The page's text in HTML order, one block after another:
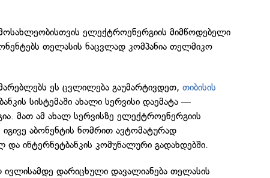
ელექტროენერგიის მიმწოდებელი
თელასის ნაცვლად კომპანია თელმიკო
ეს ცვლილება გაუმარტივდეთ,თიბისის
სისტემაში ახალი სერვისი დაემატა —
მათ ამ ახალ სერვისზე ელექტროენერგიის
აბონენტის ნომრით ავტომატურად
და ინტერნეტბანკის კომუნალური გადახდებში.
დარიცხული დავალიანება თელასის